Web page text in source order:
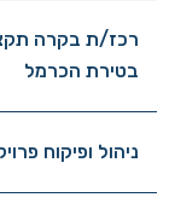
רכז/ת בקרה
בטירת הכרמל
ניהול ופיקוח